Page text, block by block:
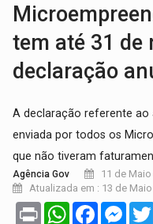
tem até 31 de
declaração
A declaração referente ao
enviada por todos os
que não tiveram
Agência Gov
11 de
Atualizada em : 13 de
Print WhatsAppFacebook